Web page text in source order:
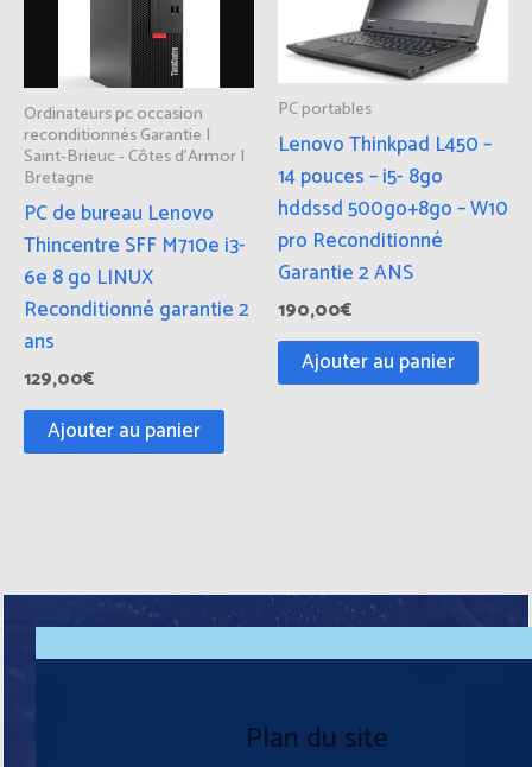
Ordinateurs pc occasion
reconditionnés Garantie |
Saint-Brieuc - Côtes d'Armor |
Bretagne
PC de bureau Lenovo
Thincentre SFF M710e i3-
6e 8 go LINUX
Reconditionné garantie 2
ans
129,00€
Ajouter au panier
PC portables
Lenovo Thinkpad L450 –
14 pouces – i5- 8go
hddssd 500go+8go – W10
pro Reconditionné
Garantie 2 ANS
190,00€
Ajouter au panier
Plan du site